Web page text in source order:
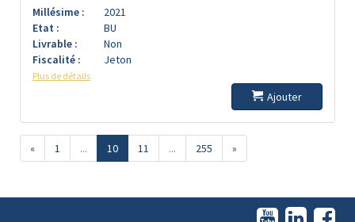
Millésime :
2021
Etat :
BU
Livrable :
Non
Fiscalité :
Jeton
Plus de détails
Ajouter
« 1 ... 10 11 ... 255 »